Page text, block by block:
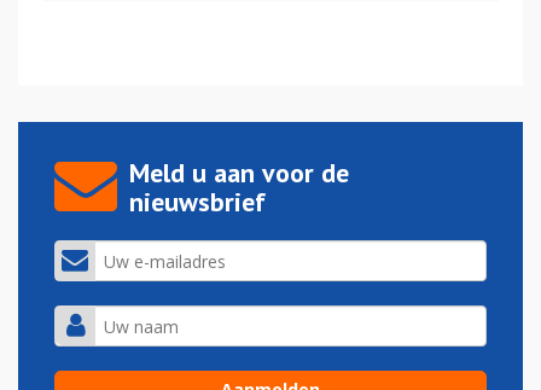
Meld u aan voor de
nieuwsbrief